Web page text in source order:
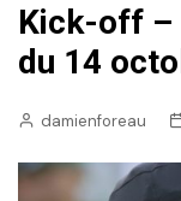
Kick-off –
du 14
damienforeau